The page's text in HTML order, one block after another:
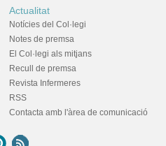
Actualitat
Notícies del Col·legi
Notes de premsa
El Col·legi als mitjans
Recull de premsa
Revista Infermeres
RSS
Contacta amb l'àrea de comunicació